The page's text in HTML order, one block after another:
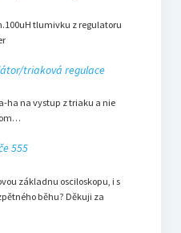
tlumivku z regulatoru
triaková regulace
ha na vystup z triaku a nie
555
základnu osciloskopu, i s
běhu? Děkuji za